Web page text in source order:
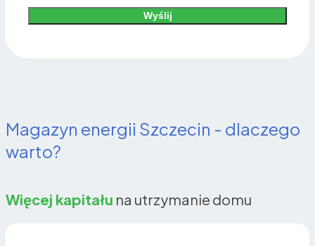
Wyślij
Magazyn energii Szczecin - dlaczego
warto?
Więcej kapitału na utrzymanie domu